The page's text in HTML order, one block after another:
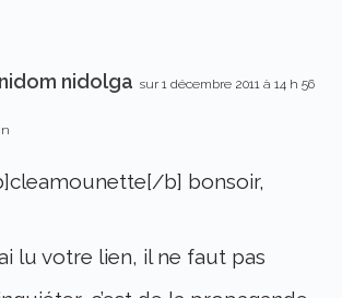
nidolga sur 1 décembre 2011 à 14 h 56
b] bonsoir,
lu votre lien, il ne faut pas